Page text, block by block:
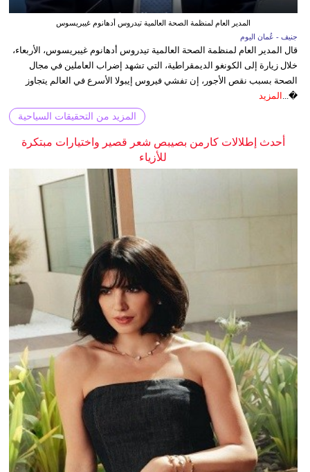
المدير العام لمنظمة الصحة العالمية تيدروس أدهانوم غيبريسوس
جنيف - عُمان اليوم
قال المدير العام لمنظمة الصحة العالمية تيدروس أدهانوم غيبريسوس، الأربعاء،
خلال زيارة إلى الكونغو الديمقراطية، التي تشهد إضراب العاملين في مجال
الصحة بسبب نقص الأجور، إن تفشي فيروس إيبولا الأسرع في العالم يتجاوز
�...
المزيد
المزيد من التحقيقات السياحية
أحدث إطلالات كارمن بصيبص شعر قصير واختيارات مبتكرة
للأزياء